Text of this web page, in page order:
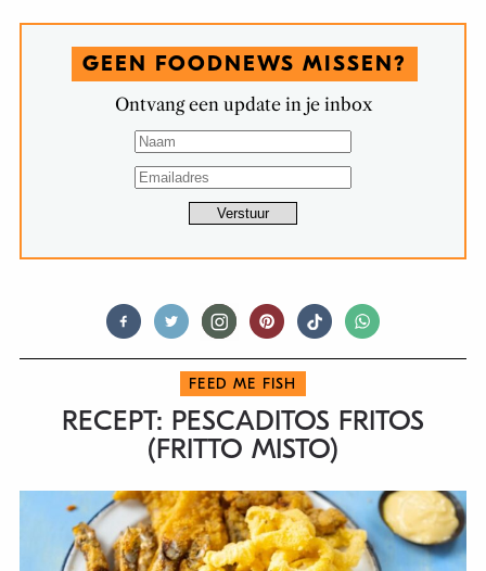
GEEN FOODNEWS MISSEN?
Ontvang een update in je inbox
FEED ME FISH
RECEPT: PESCADITOS FRITOS
(FRITTO MISTO)